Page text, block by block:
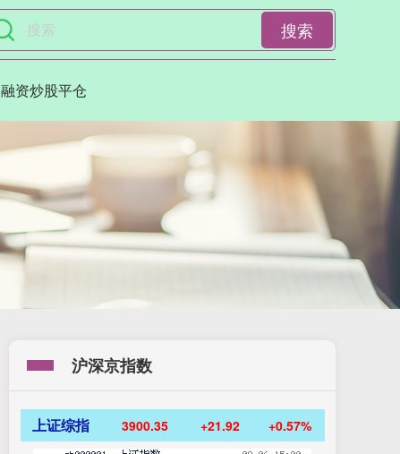
搜索
融资炒股平仓
沪深京指数
上证综指 3900.35 +21.92 +0.57%